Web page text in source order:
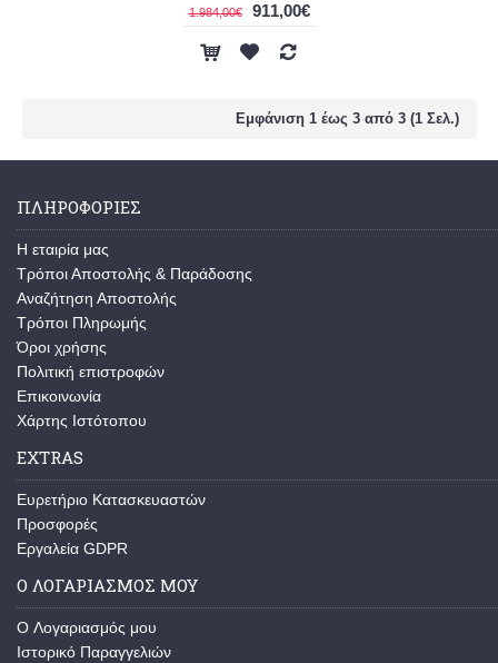
1.984,00€ 911,00€
Εμφάνιση 1 έως 3 από 3 (1 Σελ.)
ΠΛΗΡΟΦΟΡΊΕΣ
Η εταιρία μας
Τρόποι Αποστολής & Παράδοσης
Αναζήτηση Αποστολής
Τρόποι Πληρωμής
Όροι χρήσης
Πολιτική επιστροφών
Επικοινωνία
Χάρτης Ιστότοπου
EXTRAS
Ευρετήριο Κατασκευαστών
Προσφορές
Εργαλεία GDPR
Ο ΛΟΓΑΡΙΑΣΜΌΣ ΜΟΥ
O Λογαριασμός μου
Ιστορικό Παραγγελιών